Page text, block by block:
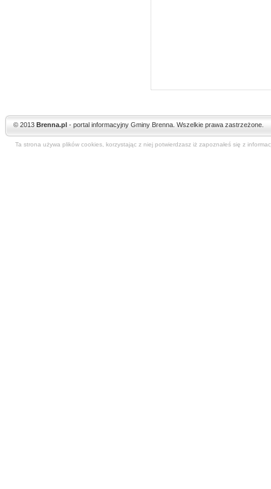
© 2013 Brenna.pl - portal informacyjny Gminy Brenna. Wszelkie prawa zastrzeżone.
Ta strona używa plików cookies, korzystając z niej potwierdzasz iż zapoznałeś się z